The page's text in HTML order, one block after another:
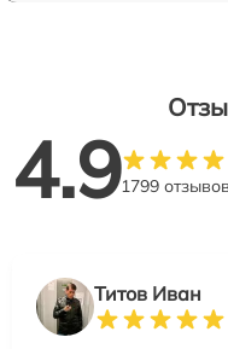
4.91799 отзывов
Титов Иван